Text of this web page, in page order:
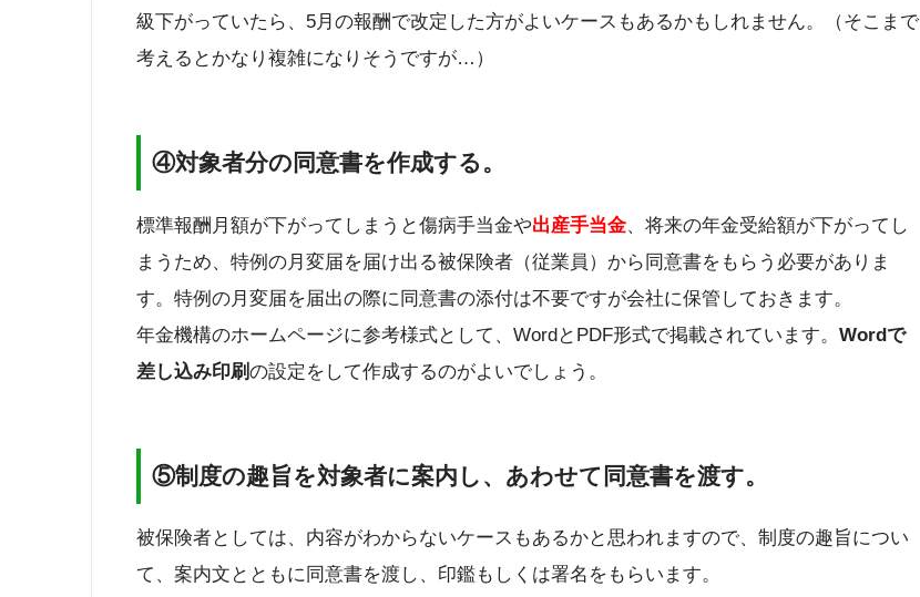
級下がっていたら、5月の報酬で改定した方がよいケースもあるかもしれません。（そこまで
考えるとかなり複雑になりそうですが…）
④対象者分の同意書を作成する。
標準報酬月額が下がってしまうと傷病手当金や出産手当金、将来の年金受給額が下がってし
まうため、特例の月変届を届け出る被保険者（従業員）から同意書をもらう必要がありま
す。特例の月変届を届出の際に同意書の添付は不要ですが会社に保管しておきます。
年金機構のホームページに参考様式として、WordとPDF形式で掲載されています。 Wordで
差し込み印刷の設定をして作成するのがよいでしょう。
⑤制度の趣旨を対象者に案内し、あわせて同意書を渡す。
被保険者としては、内容がわからないケースもあるかと思われますので、制度の趣旨につい
て、案内文とともに同意書を渡し、印鑑もしくは署名をもらいます。